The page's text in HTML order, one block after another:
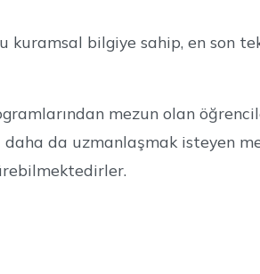
kuramsal bilgiye sahip, en son
mezun olan
da uzmanlaşmak isteyen